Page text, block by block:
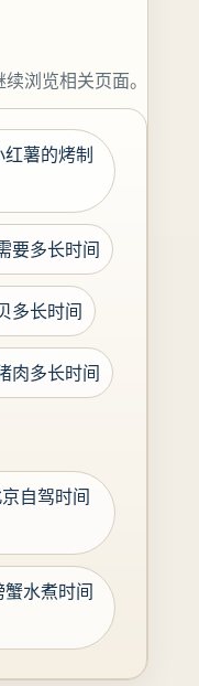
浏览相关页面。
薯的烤制
要多长时间
多长时间
肉多长时间
自驾时间
水煮时间